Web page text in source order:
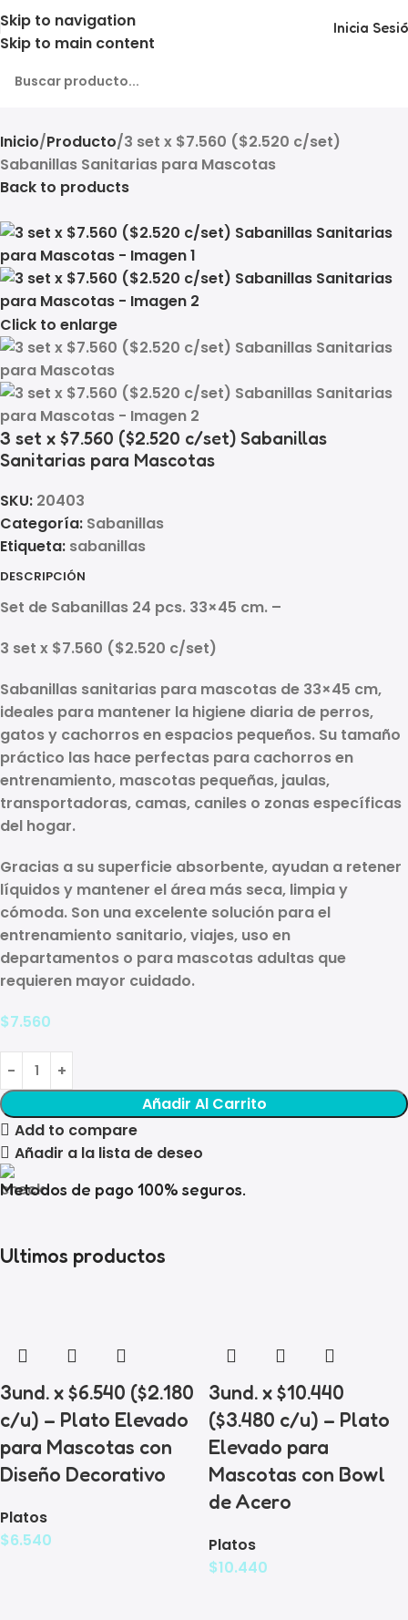
Skip to navigation
Skip to main content
Inicia
Inicio Producto 3 set x $7.560 ($2.520 c/set)
Sabanillas Sanitarias para Mascotas
Back to products
Click to enlarge
3 set x $7.560 ($2.520 c/set) Sabanillas
Sanitarias para Mascotas
SKU: 20403
Categoría: Sabanillas
Etiqueta: sabanillas
DESCRIPCIÓN
Set de Sabanillas 24 pcs. 33×45 cm. –
3 set x $7.560 ($2.520 c/set)
Sabanillas sanitarias para mascotas de 33×45 cm,
ideales para mantener la higiene diaria de perros,
gatos y cachorros en espacios pequeños. Su tamaño
práctico las hace perfectas para cachorros en
entrenamiento, mascotas pequeñas, jaulas,
transportadoras, camas, caniles o zonas específicas
del hogar.
Gracias a su superficie absorbente, ayudan a retener
líquidos y mantener el área más seca, limpia y
cómoda. Son una excelente solución para el
entrenamiento sanitario, viajes, uso en
departamentos o para mascotas adultas que
requieren mayor cuidado.
$7.560
Añadir Al Carrito
Add to compare
Añadir a la lista de deseo
Metodos de pago 100% seguros.
Ultimos productos
3und. x $6.540 ($2.180
c/u) – Plato Elevado
para Mascotas con
Diseño Decorativo
Platos
$6.540
3und. x $10.440
($3.480 c/u) – Plato
Elevado para
Mascotas con Bowl
de Acero
Platos
$10.440